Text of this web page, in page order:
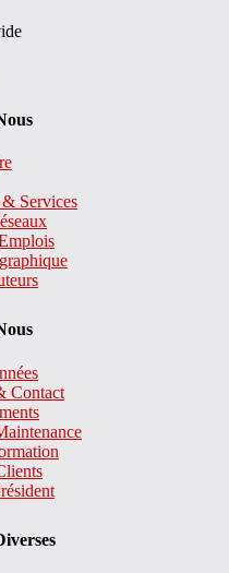
Services
Contact